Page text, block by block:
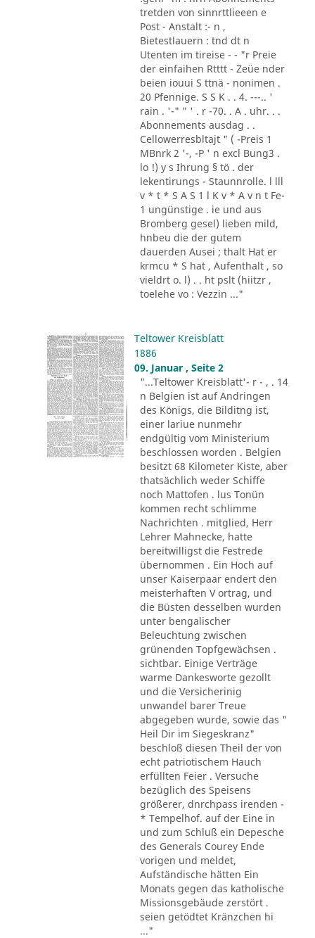
tretden von sinnrttlieeen e
Post - Anstalt :- n ,
Bietestlauern : tnd dt n
Utenten im tireise - - "r Preie
der einfaihen Rtttt - Zeüe nder
beien iouui S ttnä - nonimen .
20 Pfennige. S S K . . 4. ---.. '
rain . '-" " ' . r -70. . A . uhr. . .
Abonnements ausdag . .
Cellowerresbltajt " ( -Preis 1
MBnrk 2 '-, -P ' n excl Bung3 .
lo !) y s Ihrung § tö . der
lekentirungs - Staunnrolle. l lll
v * t * S A S 1 l K v * A v n t Fe-
1 ungünstige . ie und aus
Bromberg gesel) lieben mild,
hnbeu die der gutem
dauerden Ausei ; thalt Hat er
krmcu * S hat , Aufenthalt , so
vieldrt o. l) . . ht pslt (hiitzr ,
toelehe vo : Vezzin ..."
Teltower Kreisblatt
1886
09. Januar , Seite 2
"...Teltower Kreisblatt'- r - , . 14
n Belgien ist auf Andringen
des Königs, die Bilditng ist,
einer lariue nunmehr
endgültig vom Ministerium
beschlossen worden . Belgien
besitzt 68 Kilometer Kiste, aber
thatsächlich weder Schiffe
noch Mattofen . lus Tonün
kommen recht schlimme
Nachrichten . mitglied, Herr
Lehrer Mahnecke, hatte
bereitwilligst die Festrede
übernommen . Ein Hoch auf
unser Kaiserpaar endert den
meisterhaften V ortrag, und
die Büsten desselben wurden
unter bengalischer
Beleuchtung zwischen
grünenden Topfgewächsen .
sichtbar. Einige Verträge
warme Dankesworte gezollt
und die Versicherinig
unwandel barer Treue
abgegeben wurde, sowie das "
Heil Dir im Siegeskranz"
beschloß diesen Theil der von
echt patriotischem Hauch
erfüllten Feier . Versuche
bezüglich des Speisens
größerer, dnrchpass irenden -
* Tempelhof. auf der Eine in
und zum Schluß ein Depesche
des Generals Courey Ende
vorigen und meldet,
Aufständische hätten Ein
Monats gegen das katholische
Missionsgebäude zerstört .
seien getödtet Kränzchen hi
..."